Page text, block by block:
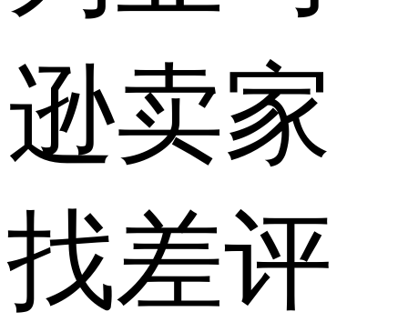
逊卖家
找差评